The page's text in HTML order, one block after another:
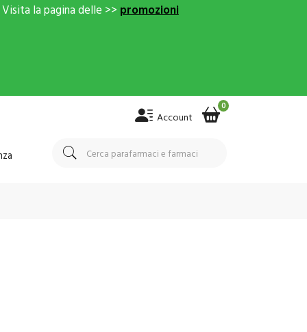
la pagina delle >> promozioni
Account
0